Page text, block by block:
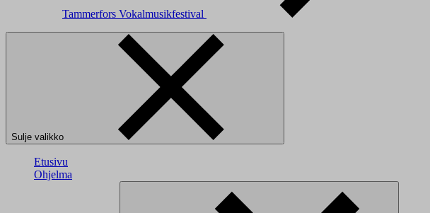
Tammerfors Vokalmusikfestival
Sulje valikko
Etusivu
Ohjelma